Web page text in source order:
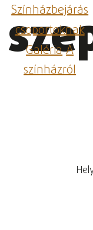
Színházbejárás
csoportoknak
GalériaA
színházról